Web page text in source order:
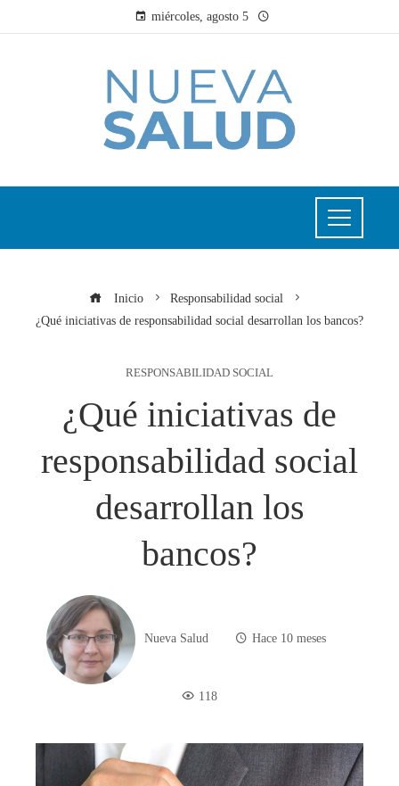
miércoles, agosto 5
Inicio
Responsabilidad social
¿Qué iniciativas de responsabilidad social desarrollan los bancos?
RESPONSABILIDAD SOCIAL
¿Qué iniciativas de
responsabilidad social
desarrollan los
bancos?
Nueva Salud Hace 10 meses
118